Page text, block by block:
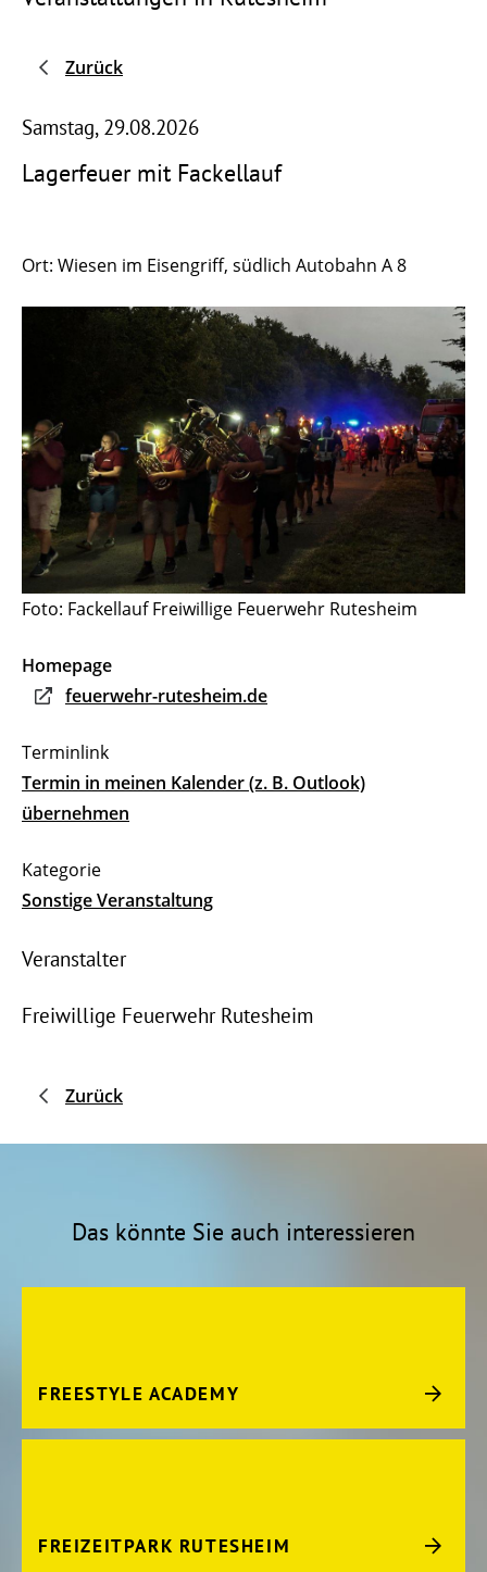
Zurück
Samstag, 29.08.2026
Lagerfeuer mit Fackellauf
Ort: Wiesen im Eisengriff, südlich Autobahn A 8
Foto: Fackellauf Freiwillige Feuerwehr Rutesheim
Homepage
feuerwehr-rutesheim.de
Termin in meinen Kalender (z. B. Outlook)
übernehmen
Sonstige Veranstaltung
Veranstalter
Freiwillige Feuerwehr Rutesheim
Zurück
Das könnte Sie auch interessieren
FREESTYLE ACADEMY
FREIZEITPARK RUTESHEIM